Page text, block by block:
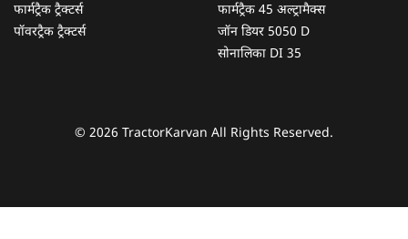
फार्मट्रैक ट्रैक्टर्स
पॉवरट्रैक ट्रैक्टर्स
फार्मट्रैक 45 अल्ट्रामैक्स
जॉन डियर 5050 D
सोनालिका DI 35
© 2026 TractorKarvan All Rights Reserved.